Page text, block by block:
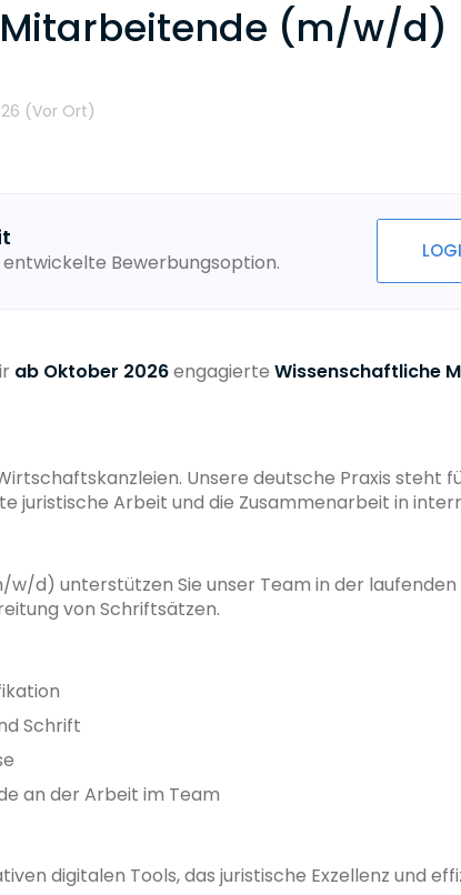
(m/w/d)
(Vor Ort)
Bewerbungsoption.
ab Oktober 2026engagierte Wissenschaftliche
Unsere deutsche Praxis steht
juristische Arbeit und die Zusammenarbeit in
d) unterstützen Sie unser Team in der laufenden
von Schriftsätzen.
Schrift
an der Arbeit im Team
digitalen Tools, das juristische Exzellenz und